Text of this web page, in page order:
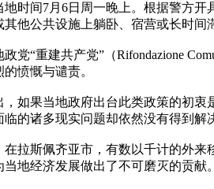
时间7月6日周一晚上。根据警方
他公共设施上躺卧、宿营或长时间
党“重建共产党”（Rifondazione
愤慨与谴责。
，如果当地政府出台此类政策的初
的诸多现实问题却依然没有得到解
在拉斯佩齐亚市，有数以千计的外
当地经济发展做出了不可磨灭的贡